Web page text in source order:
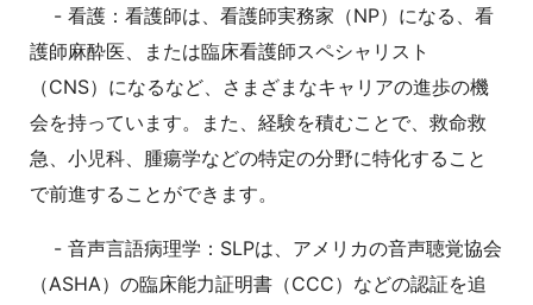
- 看護：看護師は、看護師実務家（NP）になる、看
護師麻酔医、または臨床看護師スペシャリスト
（CNS）になるなど、さまざまなキャリアの進歩の機
会を持っています。また、経験を積むことで、救命救
急、小児科、腫瘍学などの特定の分野に特化すること
で前進することができます。
- 音声言語病理学：SLPは、アメリカの音声聴覚協会
（ASHA）の臨床能力証明書（CCC）などの認証を追